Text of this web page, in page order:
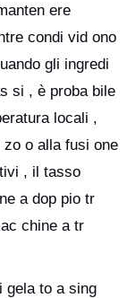
ere
condi vid ono
gli ingredi
si , è proba bile
locali ,
zo o alla fusi one
, il tasso
a dop pio tr
chine a tr
gela to a sing